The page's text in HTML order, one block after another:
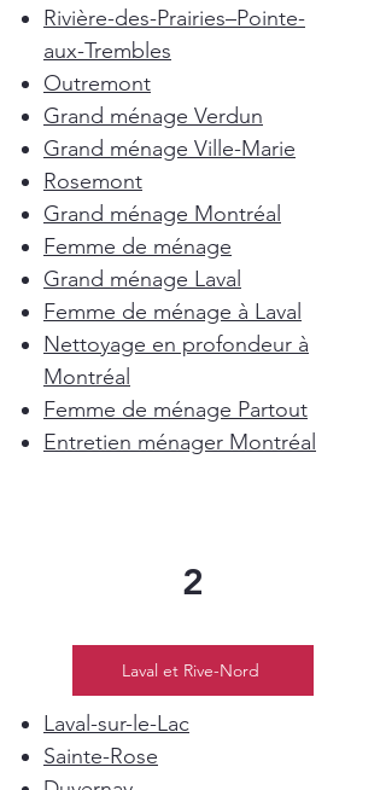
Rivière-des-Prairies–Pointe-
aux-Trembles
Outremont
Grand ménage Verdun
Grand ménage Ville-Marie
Rosemont
Grand ménage Montréal
Femme de ménage
Grand ménage Laval
Femme de ménage à Laval
Nettoyage en profondeur à
Montréal
Femme de ménage Partout
Entretien ménager Montréal
2
Laval et Rive-Nord
Laval-sur-le-Lac
Sainte-Rose